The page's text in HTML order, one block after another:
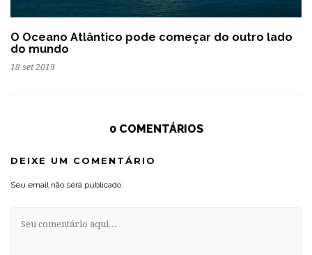
O Oceano Atlântico pode começar do outro lado
do mundo
18 set 2019
0 COMENTÁRIOS
DEIXE UM COMENTÁRIO
Seu email não será publicado.